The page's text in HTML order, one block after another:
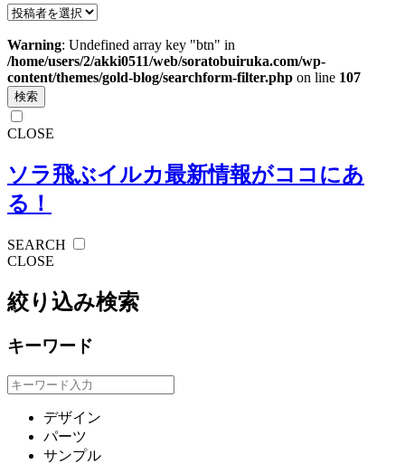
Warning: Undefined array key "btn" in
/home/users/2/akki0511/web/soratobuiruka.com/wp-
content/themes/gold-blog/searchform-filter.php on line 107
検索
CLOSE
ソラ飛ぶイルカ最新情報がココにあ
る！
SEARCH
CLOSE
絞り込み検索
キーワード
デザイン
パーツ
サンプル